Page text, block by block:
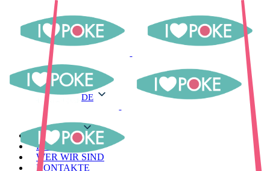
DE
MENÜ
LAGER
WER WIR SIND
KONTAKTE